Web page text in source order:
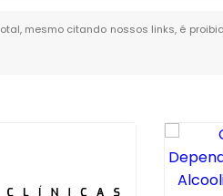
mesmo citando nossos links, é